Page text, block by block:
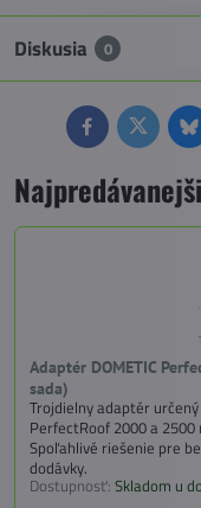
Diskusia 0
FacebookTwitter
Adaptér DOMETIC
sada)
Trojdielny adaptér
PerfectRoof 2000 a
Spoľahlivé riešenie pre
dodávky.
Dostupnosť: Skladom u